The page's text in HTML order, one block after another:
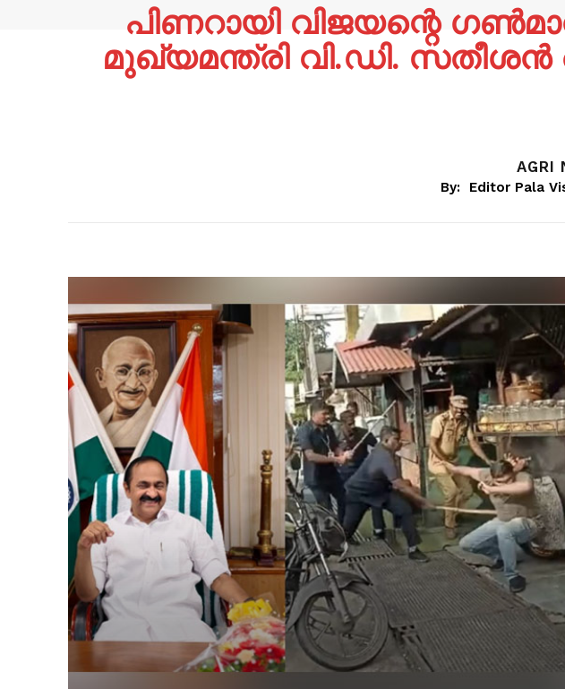
പിണറായി വിജയന്റെ
മുഖ്യമന്ത്രി വി.ഡി. സതീശൻ
AGRI
By: Editor Pala